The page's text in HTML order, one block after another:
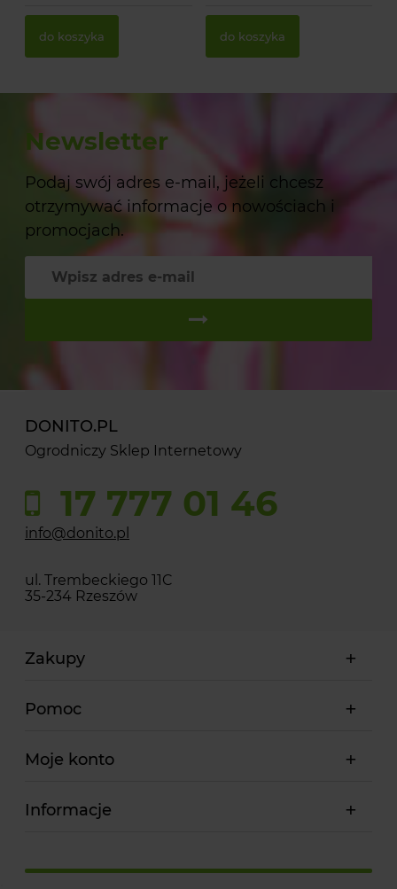
do koszyka do koszyka
Newsletter
Podaj swój adres e-mail, jeżeli chcesz
otrzymywać informacje o nowościach i
promocjach.
DONITO.PL
Ogrodniczy Sklep Internetowy
17 777 01 46
info@donito.pl
ul. Trembeckiego 11C
35-234 Rzeszów
Zakupy
Pomoc
Moje konto
Informacje